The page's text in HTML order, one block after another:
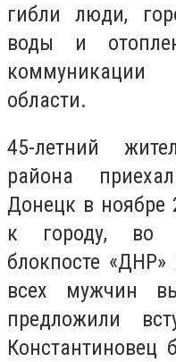
гибли люди,
воды и
области.
45-летний
района
Донецк в ноябре
к городу, во
блокпосте
всех мужчин
предложили
Константиновец